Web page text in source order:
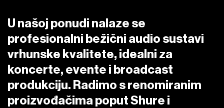
Backline (26)
DJ oprema (7)
Ostalo (4)
Ostalo (21)
Ventilatori (2)
Zvjezdano nebo (2)
Kabuki (1)
U našoj ponudi nalaze se
profesionalni bežični audio sustavi
vrhunske kvalitete, idealni za
koncerte, evente i broadcast
produkciju. Radimo s renomiranim
proizvođačima poput Shure i